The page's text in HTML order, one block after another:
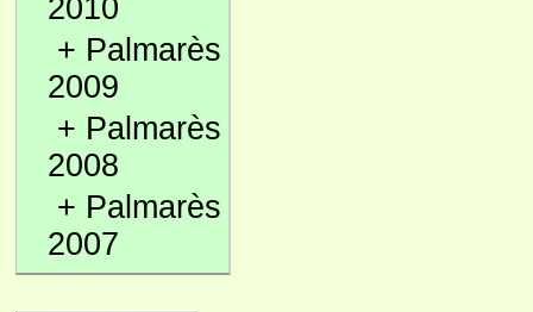
2010
+ Palmarès
2009
+ Palmarès
2008
+ Palmarès
2007